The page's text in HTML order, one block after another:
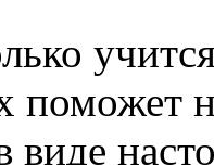
поможет
виде